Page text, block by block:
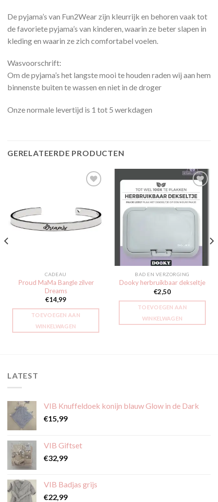
De pyjama’s van Fun2Wear zijn kleurrijk en behoren vaak tot
de favoriete pyjama’s van kinderen, waarin ze beter slapen in
kleding en waarin ze zich comfortabel voelen.
Wasvoorschrift:
Om de pyjama’s het langste mooi te houden raden wij aan hem
binnenste buiten te wassen en niet in de droger
Onze normale levertijd is 1 tot 5 werkdagen
GERELATEERDE PRODUCTEN
Toevoegen
aan
verlanglijst
CADEAU
Proud MaMa Bangle zilver
Dreams
€14,99
TOEVOEGEN AAN
WINKELWAGEN
Toevoegen
aan
BAD EN VERZORGING
Dooky herbruikbaar dekseltje
€2,50
TOEVOEGEN AAN
WINKELWAGEN
LATEST
VIB Knuffeldoek konijn blauw Glow in de Dark
€15,99
VIB Giftset
€32,99
VIB Badjas grijs
€22,99